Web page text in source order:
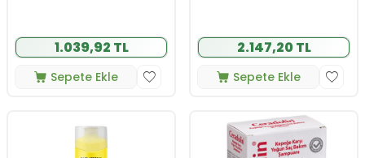
1.039,92 TL
Sepete Ekle
2.147,20 TL
Sepete Ekle